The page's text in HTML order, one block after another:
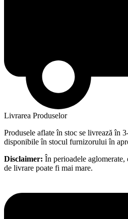
Livrarea Produselor
Produsele aflate în stoc se livrează în
disponibile în stocul furnizorului în
Disclaimer: În perioadele
de livrare poate fi mai mare.